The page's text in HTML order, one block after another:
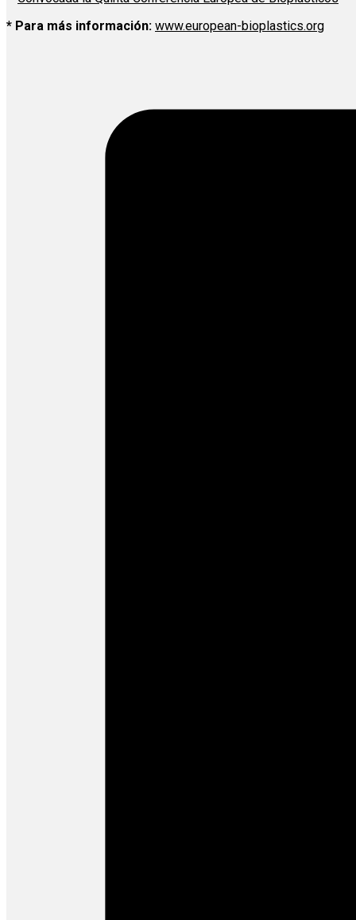
* Para más información: www.european-bioplastics.org